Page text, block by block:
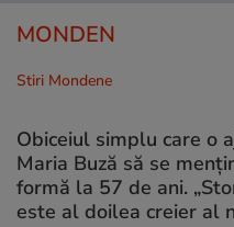
MONDEN
Stiri Mondene
Obiceiul simplu care o
Maria Buză să se
formă la 57 de ani.
este al doilea creier al